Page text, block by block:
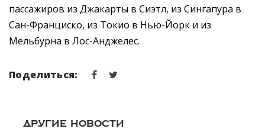
пассажиров из Джакарты в Сиэтл, из Сингапура в
Сан-Франциско, из Токио в Нью-Йорк и из
Мельбурна в Лос-Анджелес.
Поделиться:
ДРУГИЕ НОВОСТИ